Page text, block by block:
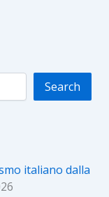
Search
italiano dalla